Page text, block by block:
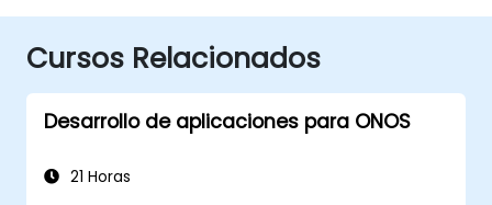
Cursos Relacionados
Desarrollo de aplicaciones para ONOS
21 Horas